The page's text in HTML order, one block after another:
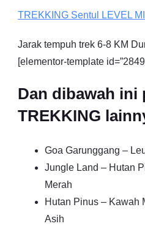
TREKKING Sentul LEVEL
Jarak tempuh trek 6-8 KM
[elementor-template
Dan dibawah ini
TREKKING
Goa Garunggang –
Jungle Land – Hutan
Merah
Hutan Pinus – Kawah
Asih